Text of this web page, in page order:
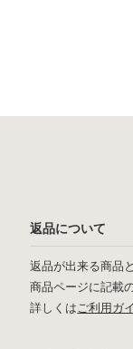
返品について
返品が出来る商品
商品ページに記載
詳しくはご利用ガ